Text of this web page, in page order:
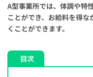
A型事業所では、体調や特
ことができ、お給料を得
くことができます。
目次